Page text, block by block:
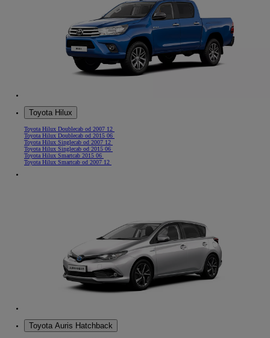
Toyota Hilux
Toyota Hilux Doublecab od 2007 12
Toyota Hilux Doublecab od 2015 06
Toyota Hilux Singlecab od 2007 12
Toyota Hilux Singlecab od 2015 06
Toyota Hilux Smartcab 2015 06
Toyota Hilux Smartcab od 2007 12
Toyota Auris Hatchback